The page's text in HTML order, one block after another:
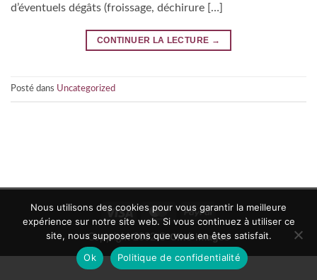
d’éventuels dégâts (froissage, déchirure […]
CONTINUER LA LECTURE →
Posté dans Uncategorized
Visa MasterCardPayPal
Copyright 2002 ©Ciné-Images
Nous utilisons des cookies pour vous garantir la meilleure
expérience sur notre site web. Si vous continuez à utiliser ce
site, nous supposerons que vous en êtes satisfait.
Ok
Politique de confidentialité